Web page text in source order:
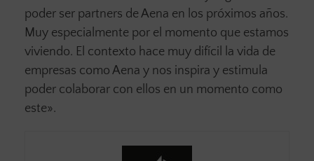
poder ser partners de Aena en los próximos años.
Muy especialmente por el momento que estamos
viviendo. El contexto hace muy difícil la vida de
empresas como Aena y nos inspira y estimula
poder colaborar con ellos en un momento como
este».